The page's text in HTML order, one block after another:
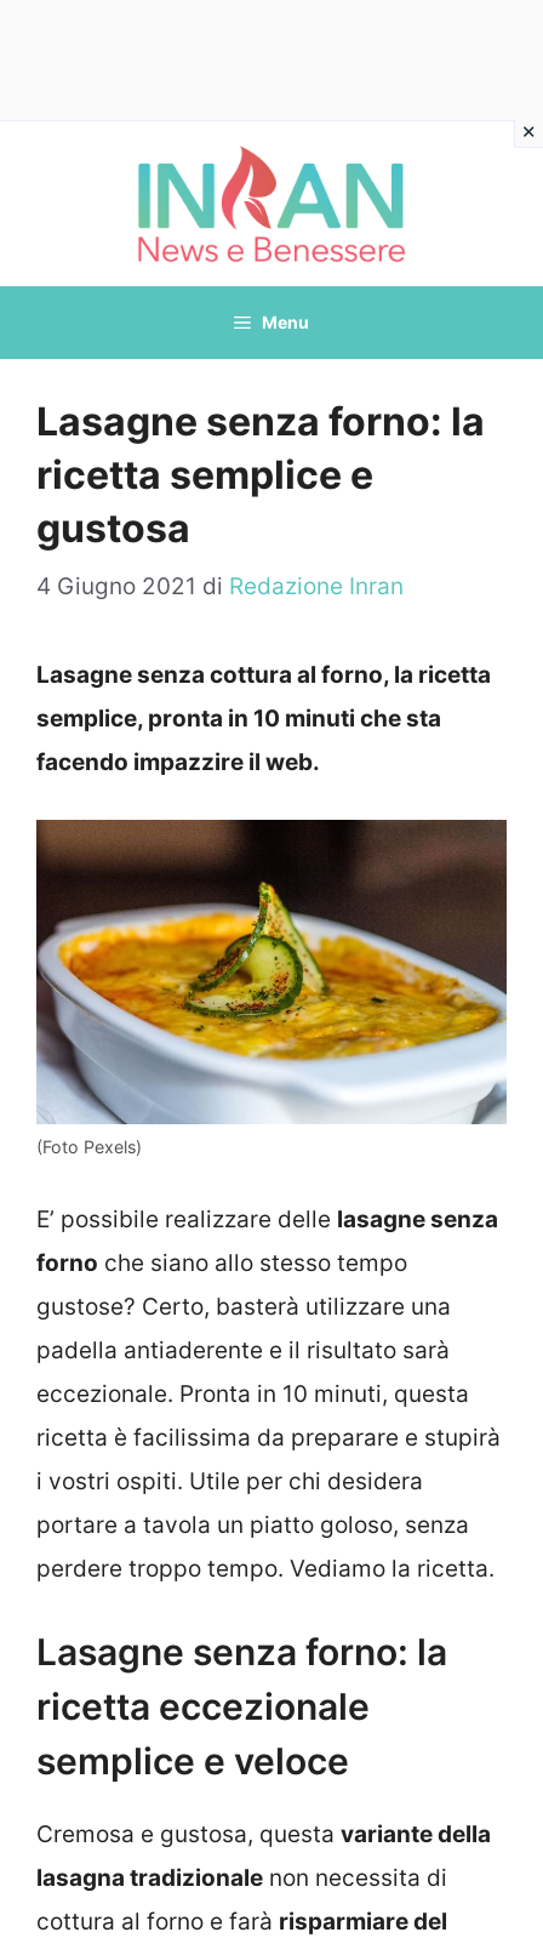
Menu
Lasagne senza forno: la
ricetta semplice e
gustosa
4 Giugno 2021 di Redazione Inran
Lasagne senza cottura al forno, la ricetta
semplice, pronta in 10 minuti che sta
facendo impazzire il web.
(Foto Pexels)
E’ possibile realizzare delle lasagne senza
forno che siano allo stesso tempo
gustose? Certo, basterà utilizzare una
padella antiaderente e il risultato sarà
eccezionale. Pronta in 10 minuti, questa
ricetta è facilissima da preparare e stupirà
i vostri ospiti. Utile per chi desidera
portare a tavola un piatto goloso, senza
perdere troppo tempo. Vediamo la ricetta.
Lasagne senza forno: la
ricetta eccezionale
semplice e veloce
Cremosa e gustosa, questa variante della
lasagna tradizionale non necessita di
cottura al forno e farà risparmiare del